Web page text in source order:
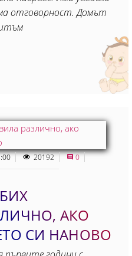
отговорност. Домът
20192 0
АКО
СИ НАНОВО